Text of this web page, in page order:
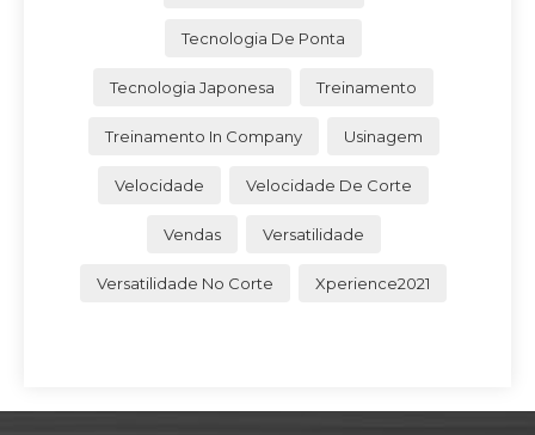
Tecnologia De Ponta
Tecnologia Japonesa Treinamento
Treinamento In Company Usinagem
Velocidade Velocidade De Corte
Vendas Versatilidade
Versatilidade No Corte Xperience2021